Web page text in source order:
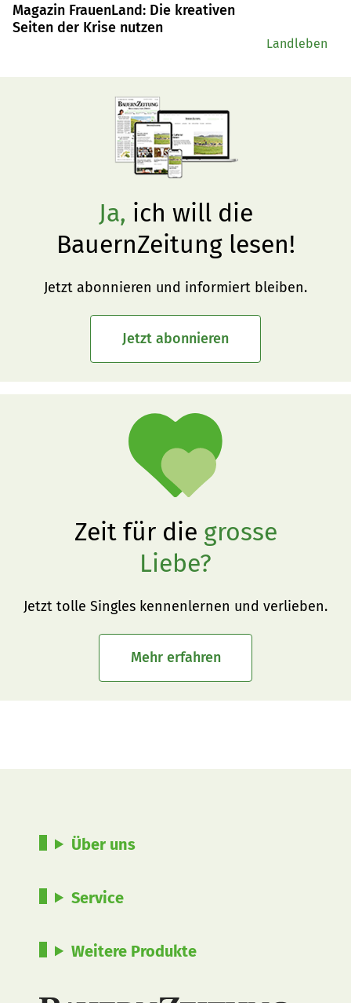
Magazin FrauenLand: Die kreativen
Seiten der Krise nutzen
Landleben
Ja, ich will die
BauernZeitung lesen!
Jetzt abonnieren und informiert bleiben.
Jetzt abonnieren
Zeit für die grosse
Liebe?
Jetzt tolle Singles kennenlernen und verlieben.
Mehr erfahren
Über uns
Service
Weitere Produkte